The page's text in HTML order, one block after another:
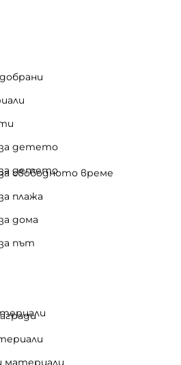
детето
детето
свободното време
плажа
дома
път
материали